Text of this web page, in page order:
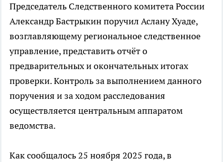
Председатель Следственного комитета России
Александр Бастрыкин поручил Аслану Хуаде,
возглавляющему региональное следственное
управление, представить отчёт о
предварительных и окончательных итогах
проверки. Контроль за выполнением данного
поручения и за ходом расследования
осуществляется центральным аппаратом
ведомства.
Как сообщалось 25 ноября 2025 года, в